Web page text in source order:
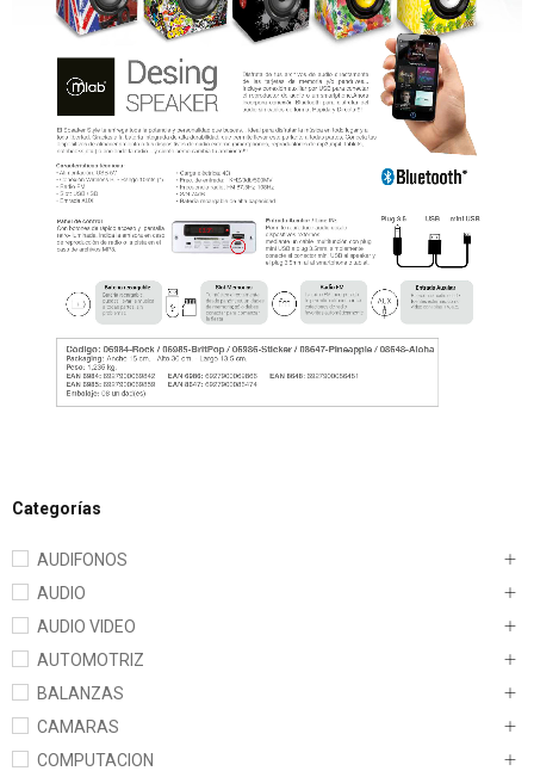
Categorías
AUDIFONOS
AUDIO
AUDIO VIDEO
AUTOMOTRIZ
BALANZAS
CAMARAS
COMPUTACION